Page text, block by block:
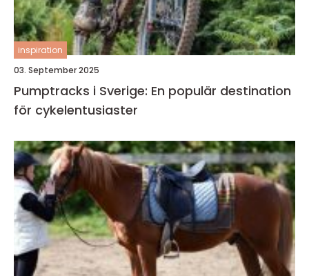
inspiration
03. September 2025
Pumptracks i Sverige: En populär destination
för cykelentusiaster